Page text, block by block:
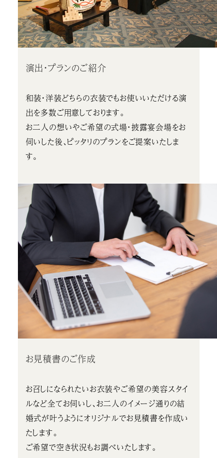
演出・プランのご紹介
和装・洋装どちらの衣装でもお使いいただける演
出を多数ご用意しております。
お二人の想いやご希望の式場・披露宴会場をお
伺いした後、ピッタリのプランをご提案いたしま
す。
お見積書のご作成
お召しになられたいお衣装やご希望の美容スタイ
ルなど全てお伺いし、お二人のイメージ通りの結
婚式が叶うようにオリジナルでお見積書を作成い
たします。
ご希望で空き状況もお調べいたします。